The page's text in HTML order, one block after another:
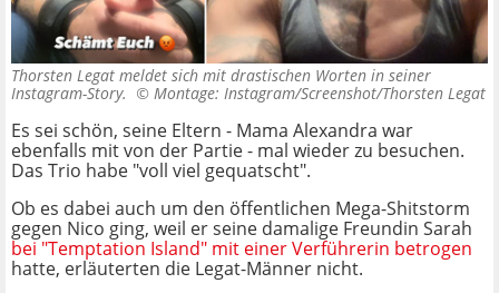
Thorsten Legat meldet sich mit drastischen Worten in seiner
Instagram-Story. © Montage: Instagram/Screenshot/Thorsten Legat
Es sei schön, seine Eltern - Mama Alexandra war
ebenfalls mit von der Partie - mal wieder zu besuchen.
Das Trio habe "voll viel gequatscht".
Ob es dabei auch um den öffentlichen Mega-Shitstorm
gegen Nico ging, weil er seine damalige Freundin Sarah
bei "Temptation Island" mit einer Verführerin betrogen
hatte, erläuterten die Legat-Männer nicht.